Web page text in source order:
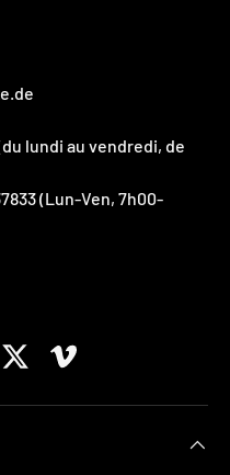
lundi au vendredi, de
(Lun-Ven, 7h00-
TwitterVimeo